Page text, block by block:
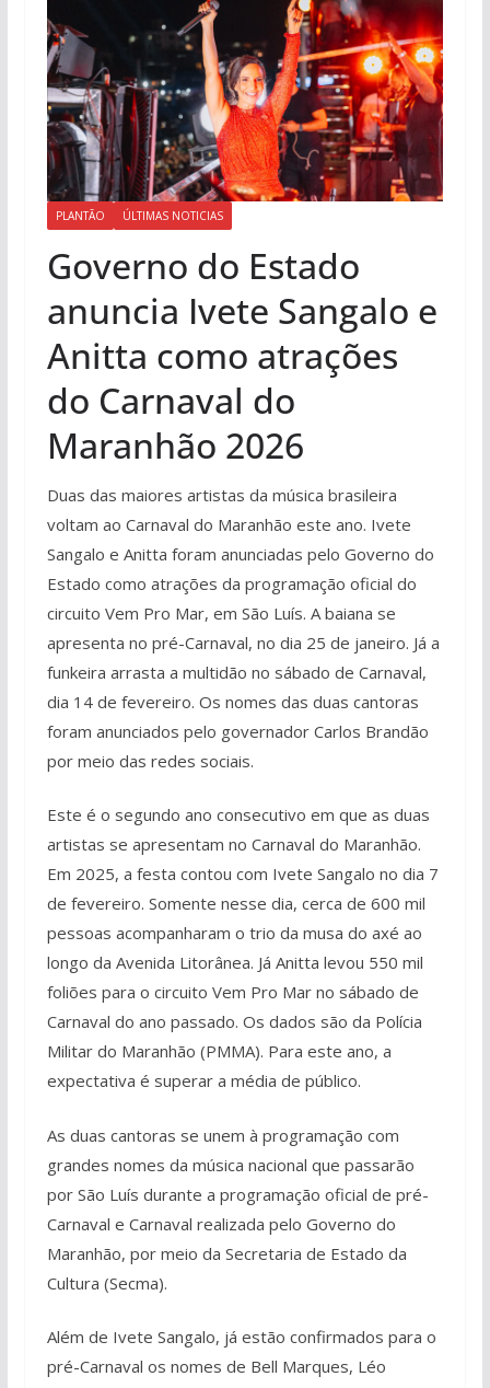
PLANTÃO ÚLTIMAS NOTICIAS
Governo do Estado
anuncia Ivete Sangalo e
Anitta como atrações
do Carnaval do
Maranhão 2026
Duas das maiores artistas da música brasileira
voltam ao Carnaval do Maranhão este ano. Ivete
Sangalo e Anitta foram anunciadas pelo Governo do
Estado como atrações da programação oficial do
circuito Vem Pro Mar, em São Luís. A baiana se
apresenta no pré-Carnaval, no dia 25 de janeiro. Já a
funkeira arrasta a multidão no sábado de Carnaval,
dia 14 de fevereiro. Os nomes das duas cantoras
foram anunciados pelo governador Carlos Brandão
por meio das redes sociais.
Este é o segundo ano consecutivo em que as duas
artistas se apresentam no Carnaval do Maranhão.
Em 2025, a festa contou com Ivete Sangalo no dia 7
de fevereiro. Somente nesse dia, cerca de 600 mil
pessoas acompanharam o trio da musa do axé ao
longo da Avenida Litorânea. Já Anitta levou 550 mil
foliões para o circuito Vem Pro Mar no sábado de
Carnaval do ano passado. Os dados são da Polícia
Militar do Maranhão (PMMA). Para este ano, a
expectativa é superar a média de público.
As duas cantoras se unem à programação com
grandes nomes da música nacional que passarão
por São Luís durante a programação oficial de pré-
Carnaval e Carnaval realizada pelo Governo do
Maranhão, por meio da Secretaria de Estado da
Cultura (Secma).
Além de Ivete Sangalo, já estão confirmados para o
pré-Carnaval os nomes de Bell Marques, Léo